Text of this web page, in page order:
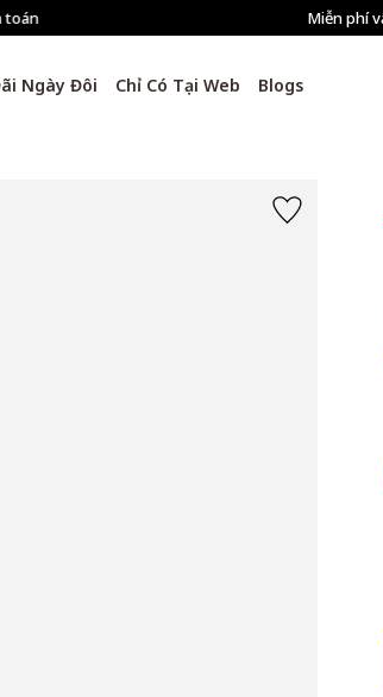
Miễn phí vận chuyển cho đơn hàng từ 1.500.000đ
Ngày Đôi Chỉ Có Tại Web Blogs